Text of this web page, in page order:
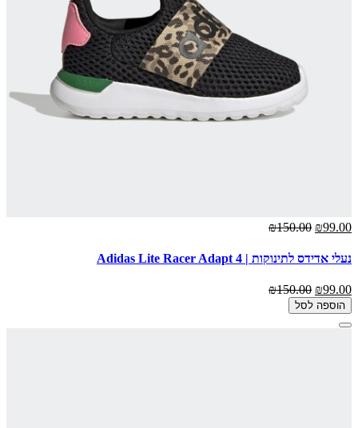
₪99.00
₪150.00
נעלי אדידס לתינוקות | Adidas Lite Racer Adapt 4
₪99.00
₪150.00
הוספה לסל